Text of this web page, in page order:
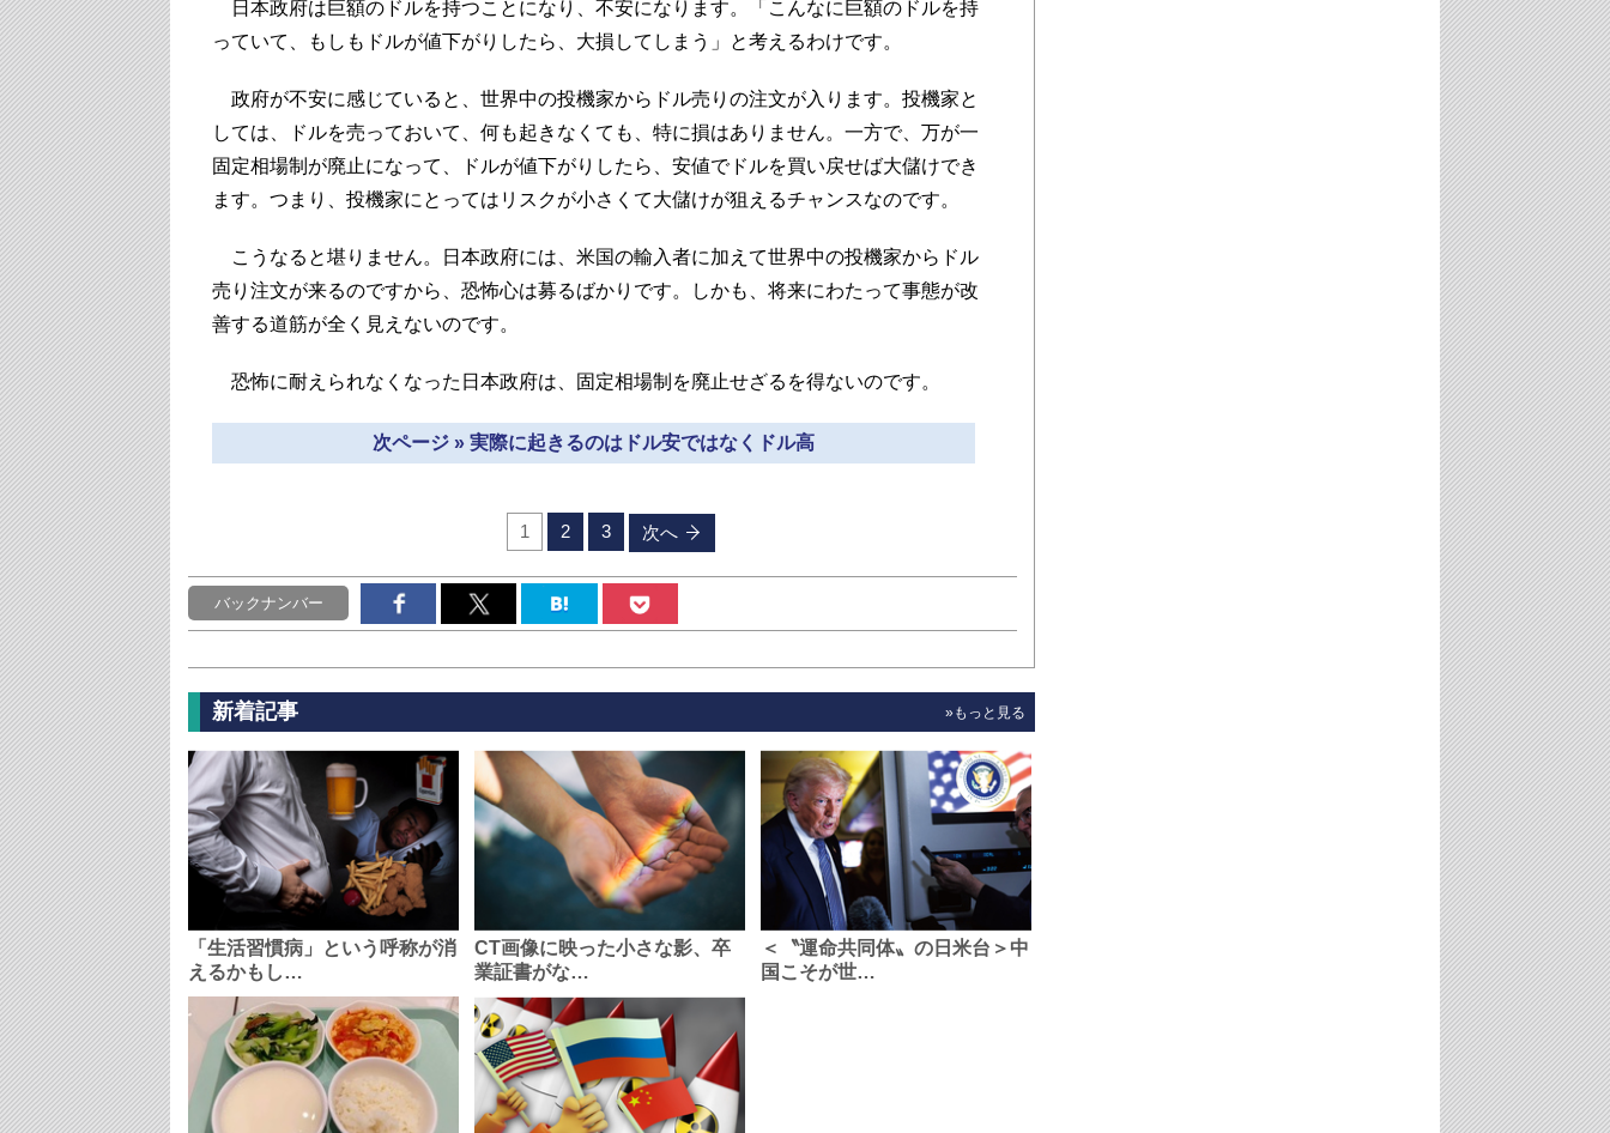
日本政府は巨額のドルを持つことになり、不安になります。「こんなに巨額のドルを持
っていて、もしもドルが値下がりしたら、大損してしまう」と考えるわけです。
政府が不安に感じていると、世界中の投機家からドル売りの注文が入ります。投機家と
しては、ドルを売っておいて、何も起きなくても、特に損はありません。一方で、万が一
固定相場制が廃止になって、ドルが値下がりしたら、安値でドルを買い戻せば大儲けでき
ます。つまり、投機家にとってはリスクが小さくて大儲けが狙えるチャンスなのです。
こうなると堪りません。日本政府には、米国の輸入者に加えて世界中の投機家からドル
売り注文が来るのですから、恐怖心は募るばかりです。しかも、将来にわたって事態が改
善する道筋が全く見えないのです。
恐怖に耐えられなくなった日本政府は、固定相場制を廃止せざるを得ないのです。
次ページ » 実際に起きるのはドル安ではなくドル高
1 2 3 次へ
バックナンバー
新着記事 »もっと見る
「生活習慣病」という呼称が消
えるかもし…
CT画像に映った小さな影、卒
業証書がな…
＜〝運命共同体〟の日米台＞中
国こそが世…